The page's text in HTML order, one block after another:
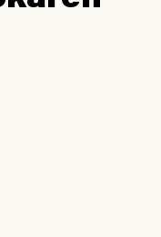
källor” för att
ETC.
korrekt rubrik
senare om
alltifrån domar till
generös